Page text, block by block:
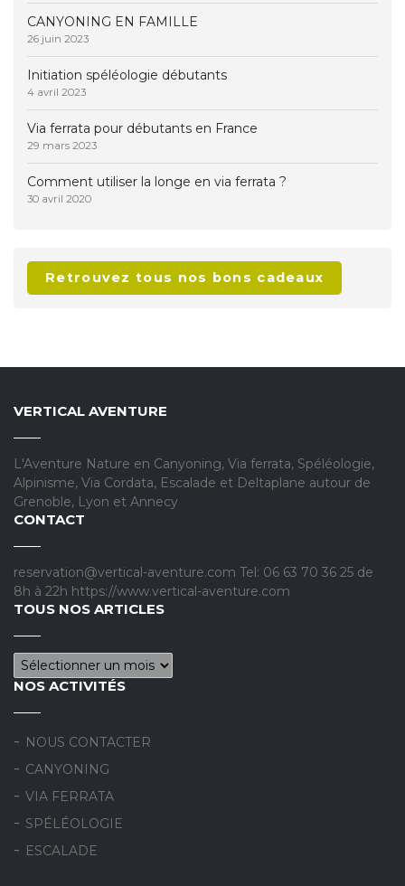
CANYONING EN FAMILLE
26 juin 2023
Initiation spéléologie débutants
4 avril 2023
Via ferrata pour débutants en France
29 mars 2023
Comment utiliser la longe en via ferrata ?
30 avril 2020
Retrouvez tous nos bons cadeaux
VERTICAL AVENTURE
L'Aventure Nature en Canyoning, Via ferrata, Spéléologie,
Alpinisme, Via Cordata, Escalade et Deltaplane autour de
Grenoble, Lyon et Annecy
CONTACT
reservation@vertical-aventure.com Tel: 06 63 70 36 25 de
8h à 22h https://www.vertical-aventure.com
TOUS NOS ARTICLES
Tous nos articles
NOS ACTIVITÉS
NOUS CONTACTER
CANYONING
VIA FERRATA
SPÉLÉOLOGIE
ESCALADE